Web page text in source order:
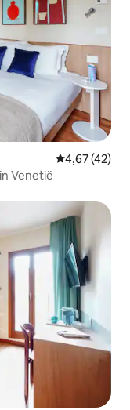
Gemiddelde
4,67 (42)
Venetië